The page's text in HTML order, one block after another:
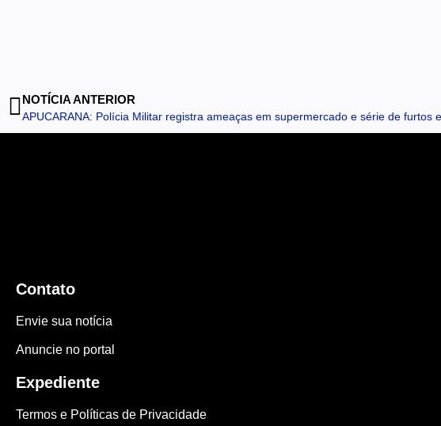
NOTÍCIA ANTERIOR
Contato
Envie sua notícia
Anuncie no portal
Expediente
Termos e Políticas de Privacidade